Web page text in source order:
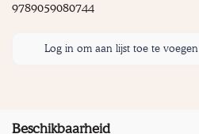
9789059080744
Log in om aan lijst toe te voegen
Beschikbaarheid